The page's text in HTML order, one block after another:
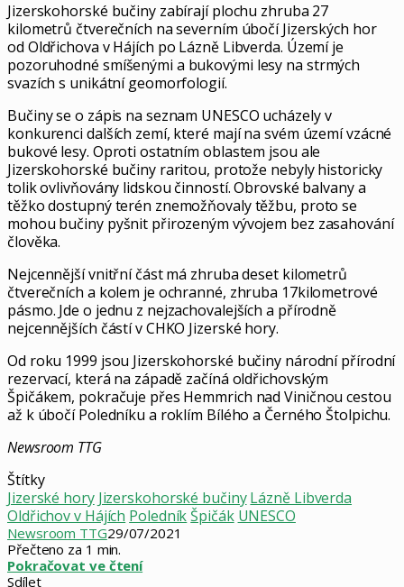
Jizerskohorské bučiny zabírají plochu zhruba 27
kilometrů čtverečních na severním úbočí Jizerských hor
od Oldřichova v Hájích po Lázně Libverda. Území je
pozoruhodné smíšenými a bukovými lesy na strmých
svazích s unikátní geomorfologií.
Bučiny se o zápis na seznam UNESCO ucházely v
konkurenci dalších zemí, které mají na svém území vzácné
bukové lesy. Oproti ostatním oblastem jsou ale
Jizerskohorské bučiny raritou, protože nebyly historicky
tolik ovlivňovány lidskou činností. Obrovské balvany a
těžko dostupný terén znemožňovaly těžbu, proto se
mohou bučiny pyšnit přirozeným vývojem bez zasahování
člověka.
Nejcennější vnitřní část má zhruba deset kilometrů
čtverečních a kolem je ochranné, zhruba 17kilometrové
pásmo. Jde o jednu z nejzachovalejších a přírodně
nejcennějších částí v CHKO Jizerské hory.
Od roku 1999 jsou Jizerskohorské bučiny národní přírodní
rezervací, která na západě začíná oldřichovským
Špičákem, pokračuje přes Hemmrich nad Viničnou cestou
až k úbočí Poledníku a roklím Bílého a Černého Štolpichu.
Newsroom TTG
Štítky
Jizerské hory Jizerskohorské bučiny Lázně Libverda
Oldřichov v Hájích PoledníkŠpičák UNESCO
Newsroom TTG29/07/2021
Přečteno za 1 min.
Pokračovat ve čtení
Sdílet